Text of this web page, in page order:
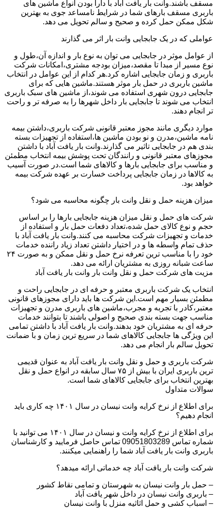
مسقف باشند.وانت بار یافت آباد با دارا بودن انواع ماشین های
باربری مسقف بارهای شما در شرایط نامساعد جوی به بهترین
شکل ممکن حمل کرده و صحیح و سالم تحویل می دهد.
عواملی که در یک جابجایی وانت بار اثر می گذارند
از عوامل موثر در جابجایی می توان به نوع بار و اندازه آن،طول و
نوع مسیر از مبدا تا مقصد،میزان بودجه مشتری،امکانات شرکت
باربری و زمان جابجایی اشاره کرد.هر کدام از این عوامل در انتخاب
ماشین باربری در حمل بار موثر هستند.ماشین هایی که برای
جابجایی درون شهری استفاده می شوند،از ماشین های سبک باربری
انتخاب می شوند تا جابجایی بار داخل شهرها را به صرفه تر و راحت
تر انجام دهند.
موارد دیگری مانند مجوز معتبر قانونی شرکت باربری،داشتن بیمه
نامه ماشین،مدرن و نو بودن ماشین ها،استفاده از تجهیزات بسته
بندی هم در جابجایی تاثیر می گذارند.وانت بار یافت آباد با داشتن
مجوزهای معتبر قانونی و رانندگان تحت پوشش بیمه انتخاب مطمئن
و مناسب برای جابجایی بارها و کالاهای شما است.در صورت آسیب
به کالاها در زمان جابجایی پرداخت خسارت بر عهده شرکت بیمه
خواهد بود.
میزان هزینه حمل و نقل وانت بار چگونه محاسبه می شود؟
شرکت های حمل و نقل میزان هزینه جابجایی بارها را بر اساس
حجم و نوع کالای حمل شده،تعداد دفعات حمل بار و استفاده از
خدمات و تجهیزات شرکت محاسبه می کنند.وانت بار یافت آباد با
حذف تمام واسطه ها و در اختیار داشتن تعداد زیاد راننده خدمات
خود را با مناسب ترین تعرفه نرخ حمل و نقل ممکن و به صورت ۲۴
ساعت شبانه روزی به مشتریان ارائه می دهد.
مزیت های شرکت حمل و نقل وانت بار وانت بار یافت آباد
انتخاب یک شرکت باربری معتبر و حرفه ای در جابجایی راحت و
مطمئن بسیار مهم است.این شرکت ها باید دارای مجوزهای قانونی
معتبر،کادر با تجربه و مجرب،ماشین های باربری مدرن و تجهیزات
مناسب جهت بسته بندی صحیح و اصولی باشند تا بتوانند خدمات
حرفه ای به مشتریان خود بدهند.وانت بار یافت آباد با داشتن تمامی
این ویژگی ها جابجایی کالاهای شما در سریع ترین زمان و با ضمانت
تحویل سالم بار انجام می دهد.
شرکت باربری و حمل و نقل وانت بار یافت آباد به عنوان قدیمی
ترین باربری ایران با بیش از ۷۵ سال سابقه در انواع حمل و نقل
بهترین انتخاب برای جابجایی کالاهای شما است.
سوالات متداول
برای اطلاع از نرخ کرایه وانت نیسان در سال ۱۴۰۱ چه کاری باید
انجام دهیم؟
برای اطلاع از نرخ کرایه وانت و نیسان در سال ۱۴۰۱ می توانید با
شماره تماس 09051803289 تماس حاصل فرمایید و کارشناسان
باربری وانت بار یافت آباد شما را راهنمایی میکنند.
شرکت وانت بار یافت آباد چه خدماتی ارائه میدهد؟
– حمل بار وانت نیسان به شهرستان و تمامی نقاط کشور
– باربری وانت نیسان در داخل شهر یافت آباد
– اسباب کشی و حمل اثاثیه منزل با وانت نیسان